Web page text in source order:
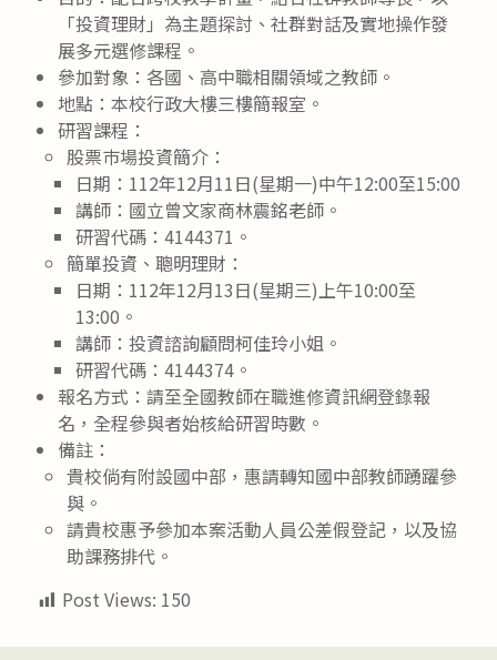
「投資理財」為主題探討、社群對話及實地操作發
展多元選修課程。
參加對象：各國、高中職相關領域之教師。
地點：本校行政大樓三樓簡報室。
研習課程：
股票巿場投資簡介：
日期：112年12月11日(星期一)中午12:00至15:00
講師：國立曾文家商林震銘老師。
研習代碼：4144371。
簡單投資、聰明理財：
日期：112年12月13日(星期三)上午10:00至
13:00。
講師：投資諮詢顧問柯佳玲小姐。
研習代碼：4144374。
報名方式：請至全國教師在職進修資訊網登錄報
名，全程參與者始核給研習時數。
備註：
貴校倘有附設國中部，惠請轉知國中部教師踴躍參
與。
請貴校惠予參加本案活動人員公差假登記，以及協
助課務排代。
Post Views: 150